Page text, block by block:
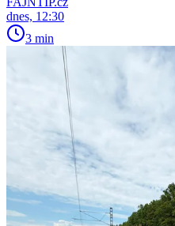
dnes, 12:30
3 min